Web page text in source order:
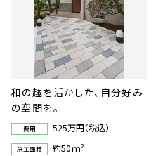
和の趣を活かした、自分好み
の空間を。
費用 525万円（税込）
施工面積 約50ｍ²